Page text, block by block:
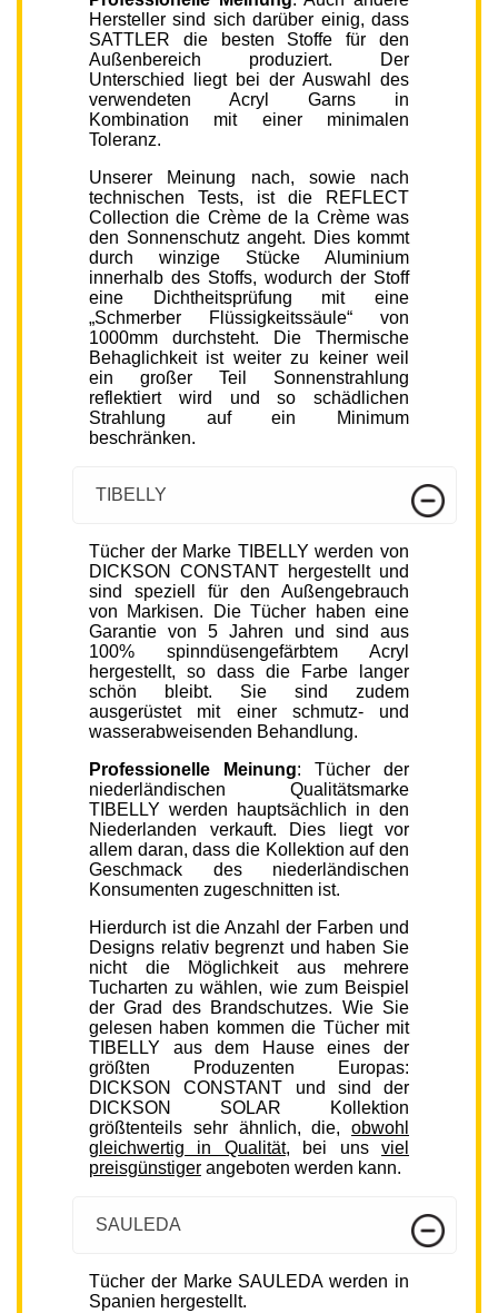
Hersteller sind sich darüber einig, dass
SATTLER die besten Stoffe für den
Außenbereich produziert. Der
Unterschied liegt bei der Auswahl des
verwendeten Acryl Garns in
Kombination mit einer minimalen
Toleranz.
Unserer Meinung nach, sowie nach
technischen Tests, ist die REFLECT
Collection die Crème de la Crème was
den Sonnenschutz angeht. Dies kommt
durch winzige Stücke Aluminium
innerhalb des Stoffs, wodurch der Stoff
eine Dichtheitsprüfung mit eine
„Schmerber Flüssigkeitssäule“ von
1000mm durchsteht. Die Thermische
Behaglichkeit ist weiter zu keiner weil
ein großer Teil Sonnenstrahlung
reflektiert wird und so schädlichen
Strahlung auf ein Minimum
beschränken.
TIBELLY
Tücher der Marke TIBELLY werden von
DICKSON CONSTANT hergestellt und
sind speziell für den Außengebrauch
von Markisen. Die Tücher haben eine
Garantie von 5 Jahren und sind aus
100% spinndüsengefärbtem Acryl
hergestellt, so dass die Farbe langer
schön bleibt. Sie sind zudem
ausgerüstet mit einer schmutz- und
wasserabweisenden Behandlung.
Professionelle Meinung: Tücher der
niederländischen Qualitätsmarke
TIBELLY werden hauptsächlich in den
Niederlanden verkauft. Dies liegt vor
allem daran, dass die Kollektion auf den
Geschmack des niederländischen
Konsumenten zugeschnitten ist.
Hierdurch ist die Anzahl der Farben und
Designs relativ begrenzt und haben Sie
nicht die Möglichkeit aus mehrere
Tucharten zu wählen, wie zum Beispiel
der Grad des Brandschutzes. Wie Sie
gelesen haben kommen die Tücher mit
TIBELLY aus dem Hause eines der
größten Produzenten Europas:
DICKSON CONSTANT und sind der
DICKSON SOLAR Kollektion
größtenteils sehr ähnlich, die, obwohl
gleichwertig in Qualität, bei unsviel
preisgünstiger angeboten werden kann.
SAULEDA
Tücher der Marke SAULEDA werden in
Spanien hergestellt.